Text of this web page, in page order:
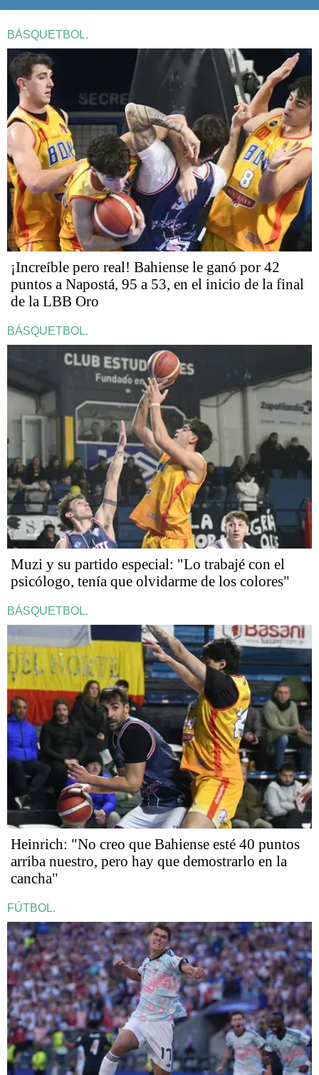
BÁSQUETBOL.
¡Increíble pero real! Bahiense le ganó por 42
puntos a Napostá, 95 a 53, en el inicio de la final
de la LBB Oro
BÁSQUETBOL.
Muzi y su partido especial: "Lo trabajé con el
psicólogo, tenía que olvidarme de los colores"
BÁSQUETBOL.
Heinrich: "No creo que Bahiense esté 40 puntos
arriba nuestro, pero hay que demostrarlo en la
cancha"
FÚTBOL.